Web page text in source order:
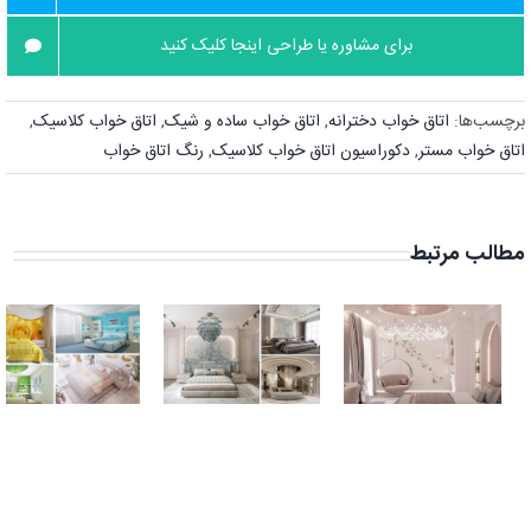
برای مشاوره یا طراحی اینجا کلیک کنید
برچسب‌ها: اتاق خواب دخترانه, اتاق خواب ساده و شیک, اتاق خواب کلاسیک,
اتاق خواب مستر,دکوراسیون اتاق خواب کلاسیک, رنگ اتاق خواب
مطالب مرتبط
دکوراسیون اتاق
خواب دخترانه
لاکچری
دکوراسیون اتاق
خواب ایرانی
پسند| 10 دیزاین
شیک